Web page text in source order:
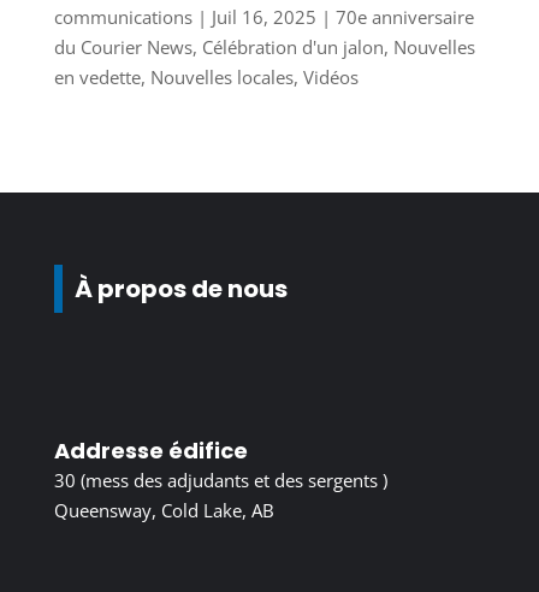
communications| Juil 16, 2025 | 70e anniversaire
du Courier News, Célébration d'un jalon, Nouvelles
en vedette, Nouvelles locales, Vidéos
À propos de nous
Addresse édifice
30 (mess des adjudants et des sergents )
Queensway, Cold Lake, AB